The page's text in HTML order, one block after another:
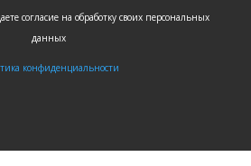
согласие на обработку своих персональных
данных
конфиденциальности